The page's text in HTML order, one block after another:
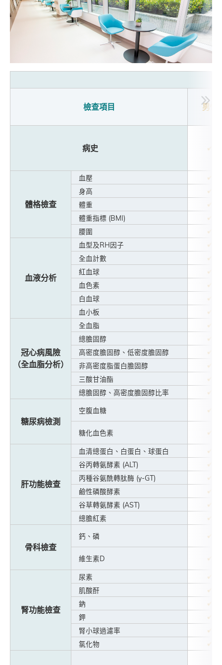
檢查項目 男性
病史 ✔
體格檢查
血壓 ✔
身高 ✔
體重 ✔
體重指標 (BMI) ✔
腰圍 ✔
血液分析
血型及RH因子 ✔
全血計數 ✔
紅血球 ✔
血色素 ✔
白血球 ✔
血小板 ✔
冠心病風險
（全血脂分析）
全血脂 ✔
總膽固醇 ✔
高密度膽固醇、低密度膽固醇 ✔
非高密度脂蛋白膽固醇 ✔
三酸甘油酯 ✔
總膽固醇、高密度膽固醇比率 ✔
糖尿病檢測
空腹血糖 ✔
糖化血色素 ✔
肝功能檢查
血清總蛋白、白蛋白、球蛋白 ✔
谷丙轉氨酵素 (ALT) ✔
丙種谷氨酰轉肽酶 (γ-GT) ✔
鹼性磷酸酵素 ✔
谷草轉氨酵素 (AST) ✔
總膽紅素 ✔
骨科檢查
鈣、磷 ✔
維生素D ✔
腎功能檢查
尿素 ✔
肌酸酐 ✔
鈉 ✔
鉀 ✔
腎小球過濾率 ✔
氯化物 ✔